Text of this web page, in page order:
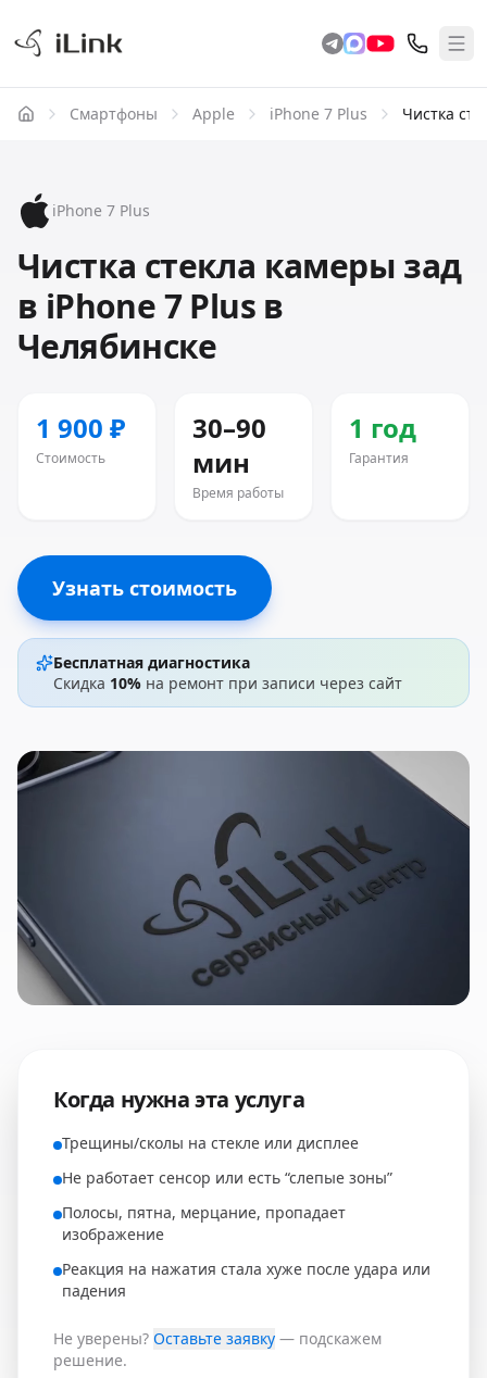
Смартфоны Apple iPhone 7 Plus Чистка
iPhone 7 Plus
Чистка стекла камеры зад
в iPhone 7 Plus в
Челябинске
1 900 ₽
Стоимость
30–90
мин
Время работы
1 год
Гарантия
Узнать стоимость
Бесплатная диагностика
Скидка 10% на ремонт при записи через сайт
Когда нужна эта услуга
Трещины/сколы на стекле или дисплее
Не работает сенсор или есть “слепые зоны”
Полосы, пятна, мерцание, пропадает
изображение
Реакция на нажатия стала хуже после удара или
падения
Не уверены? Оставьте заявку — подскажем
решение.